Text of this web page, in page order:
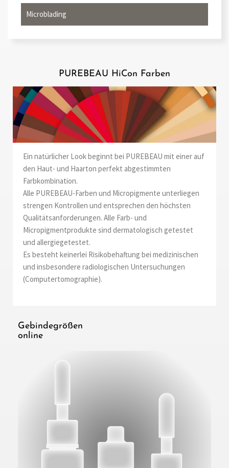
Microblading
PUREBEAU HiCon Farben
Ein natürlicher Look beginnt bei PUREBEAU mit einer auf
den Haut- und Haarton perfekt abgestimmten
Farbkombination.
Alle PUREBEAU-Farben und Micropigmente unterliegen
strengen Kontrollen und entsprechen den höchsten
Qualitätsanforderungen. Alle Farb- und
Micropigmentprodukte sind dermatologisch getestet
und allergiegetestet.
Es besteht keinerlei Risikobehaftung bei medizinischen
und insbesondere radiologischen Untersuchungen
(Computertomographie).
Gebindegrößen
online